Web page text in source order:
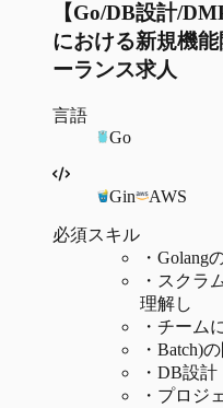
【Go/DB設計/
における新規機
ーランス求人
言語
Go
Gin AWS
必須スキル
・ Golang
・ スクラ
理解し
・ チーム
・ Batch)
・ DB設計
・ プロジ